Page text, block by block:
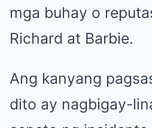
mga buhay o
Richard at Barbie.
Ang kanyang
dito ay nagbigay-